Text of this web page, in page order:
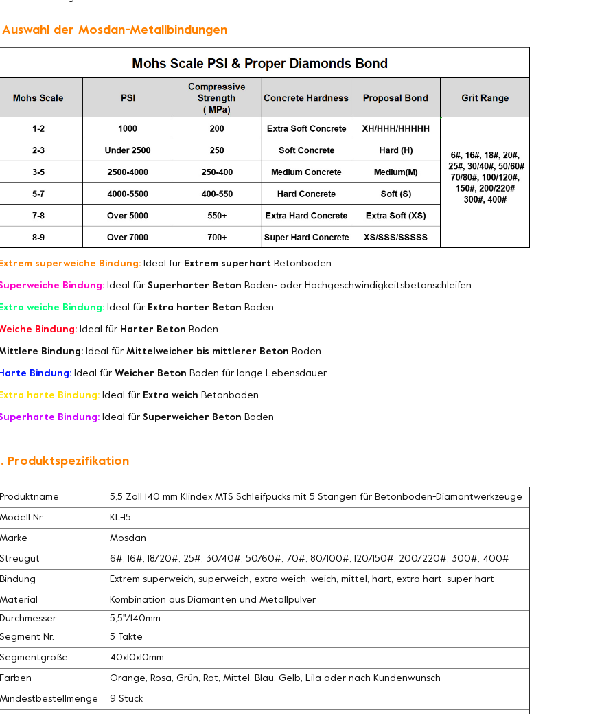
Auswahl der Mosdan-Metallbindungen
superweiche Bindung: Ideal für Extrem superhart Betonboden
Bindung: Ideal für Superharter Beton Boden- oder Hochgeschwindigkeitsbetonschleifen
weiche Bindung: Ideal für Extra harter Beton Boden
Bindung: Ideal für Harter Beton Boden
Bindung: Ideal für Mittelweicher bis mittlerer Beton Boden
Bindung: Ideal für Weicher Beton Boden für lange Lebensdauer
harte Bindung: Ideal für Extra weich Betonboden
Bindung: Ideal für Superweicher Beton Boden
Produktspezifikation
Produktname 5,5 Zoll 140 mm Klindex MTS Schleifpucks mit 5 Stangen für Betonboden-Diamantwerkzeuge
Modell Nr. KL-15
Marke Mosdan
Streugut 6#, 16#, 18/20#, 25#, 30/40#, 50/60#, 70#, 80/100#, 120/150#, 200/220#, 300#, 400#
Bindung Extrem superweich, superweich, extra weich, weich, mittel, hart, extra hart, super hart
Material Kombination aus Diamanten und Metallpulver
Durchmesser 5,5''/140mm
Segment Nr. 5 Takte
Segmentgröße 40x10x10mm
Farben Orange, Rosa, Grün, Rot, Mittel, Blau, Gelb, Lila oder nach Kundenwunsch
Mindestbestellmenge 9 Stück